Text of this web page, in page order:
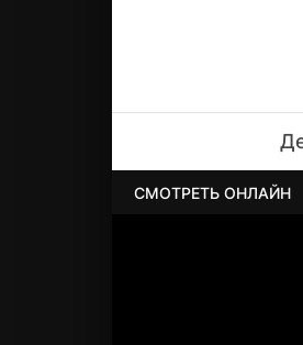
СМОТРЕТЬ ОНЛАЙН